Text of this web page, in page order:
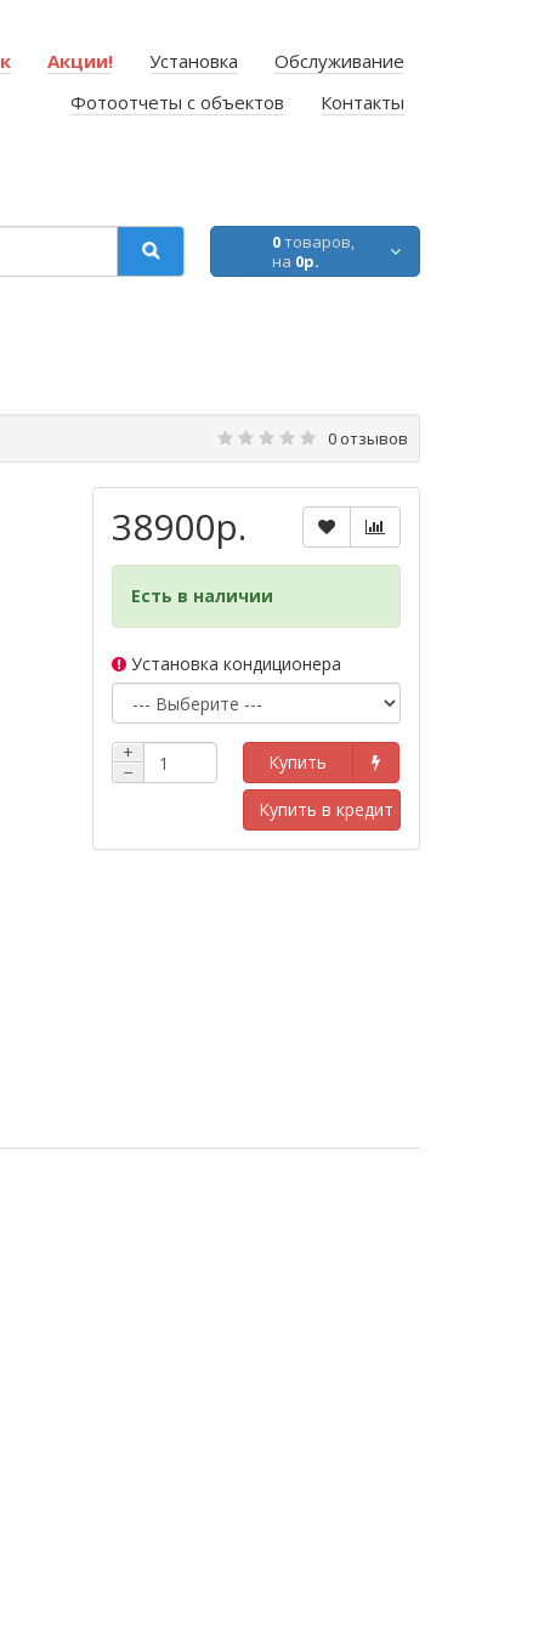
Акции! Установка
Обслуживание
Фотоотчеты с объектов
Контакты
0товаров,
на 0р.
0 отзывов
38900р.
Есть в наличии
Установка кондиционера
+
−
Купить
Купить в кредит